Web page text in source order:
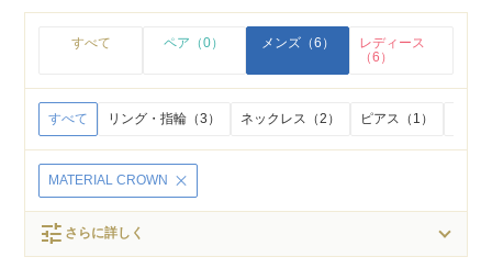
すべて ペア（0） メンズ（6）
レディース
（6）
すべて リング・指輪（3） ネックレス（2） ピアス（1）
MATERIAL CROWN
tune さらに詳しく